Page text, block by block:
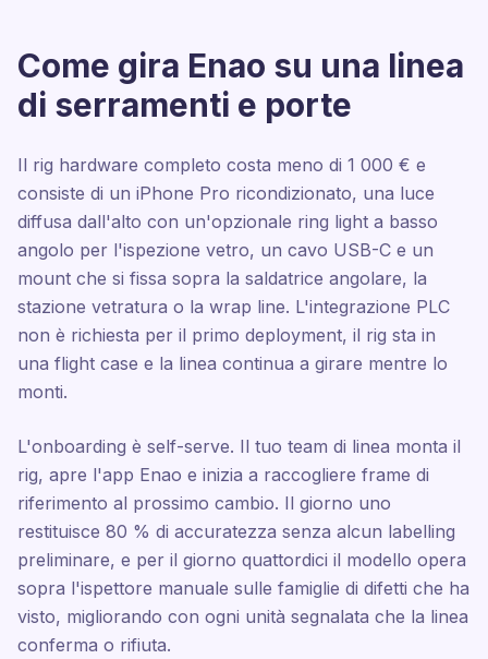
Come gira Enao su una linea
di serramenti e porte
Il rig hardware completo costa meno di 1 000 € e
consiste di un iPhone Pro ricondizionato, una luce
diffusa dall'alto con un'opzionale ring light a basso
angolo per l'ispezione vetro, un cavo USB-C e un
mount che si fissa sopra la saldatrice angolare, la
stazione vetratura o la wrap line. L'integrazione PLC
non è richiesta per il primo deployment, il rig sta in
una flight case e la linea continua a girare mentre lo
monti.
L'onboarding è self-serve. Il tuo team di linea monta il
rig, apre l'app Enao e inizia a raccogliere frame di
riferimento al prossimo cambio. Il giorno uno
restituisce 80 % di accuratezza senza alcun labelling
preliminare, e per il giorno quattordici il modello opera
sopra l'ispettore manuale sulle famiglie di difetti che ha
visto, migliorando con ogni unità segnalata che la linea
conferma o rifiuta.